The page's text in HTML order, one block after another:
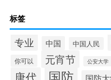
标签
专业 中国 中国人民
你可以 元宵节 公安大学
唐代 国防